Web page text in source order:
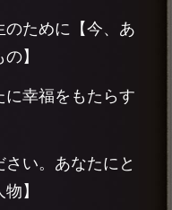
のために【今、あ
】
に幸福をもたらす
い。あなたにと
】